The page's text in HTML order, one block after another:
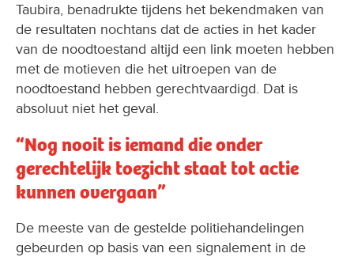
Taubira, benadrukte tijdens het bekendmaken van
de resultaten nochtans dat de acties in het kader
van de noodtoestand altijd een link moeten hebben
met de motieven die het uitroepen van de
noodtoestand hebben gerechtvaardigd. Dat is
absoluut niet het geval.
“Nog nooit is iemand die onder
gerechtelijk toezicht staat tot actie
kunnen overgaan”
De meeste van de gestelde politiehandelingen
gebeurden op basis van een signalement in de